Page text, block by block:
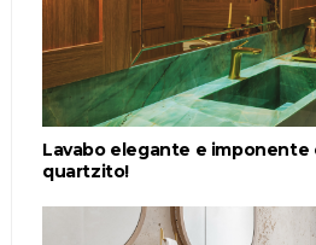
Lavabo elegante e imponente
quartzito!